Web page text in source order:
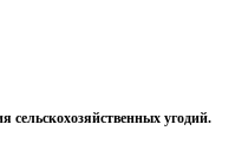
сельскохозяйственных угодий.